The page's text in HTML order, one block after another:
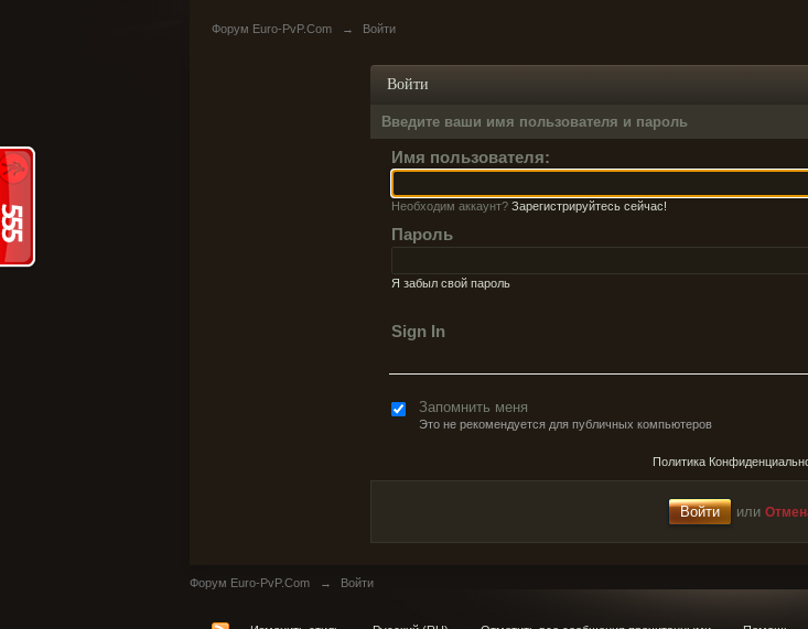
Форум Euro-PvP.Com → Войти
Войти
Введите ваши имя пользователя и пароль
Имя пользователя:
Необходим аккаунт? Зарегистрируйтесь сейчас!
Пароль
Я забыл свой пароль
Sign In
Запомнить меня
Это не рекомендуется для публичных компьютеров
Политика
или
Форум Euro-PvP.Com → Войти